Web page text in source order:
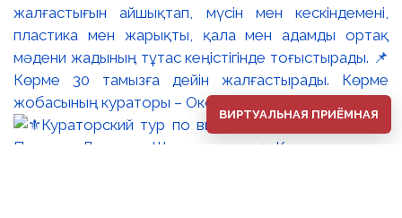
жалғастығын айшықтап, мүсін мен кескіндемені,
пластика мен жарықты, қала мен адамды ортақ
мәдени жадының тұтас кеңістігінде тоғыстырады. 📌
Көрме 30 тамызға дейін жалғастырады. Көрме
жобасының кураторы – Оксана Танская.
ВИРТУАЛЬНАЯ ПРИЁМНАЯ